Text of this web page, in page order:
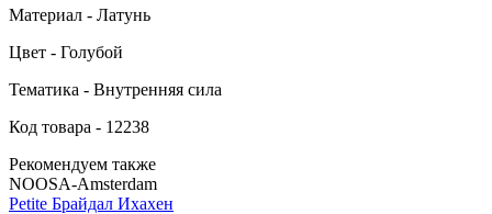
Материал - Латунь
Цвет - Голубой
Тематика - Внутренняя сила
Код товара - 12238
Рекомендуем также
NOOSA-Amsterdam
Petite Брайдал Ихахен